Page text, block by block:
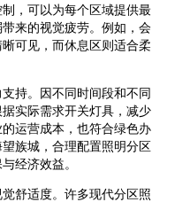
，可以为每个区域提供最
来的视觉疲劳。例如，会
可见，而休息区则适合柔
持。因不同时间段和不同
实际需求开关灯具，减少
运营成本，也符合绿色办
族城，合理配置照明分区
经济效益。
舒适度。许多现代分区照